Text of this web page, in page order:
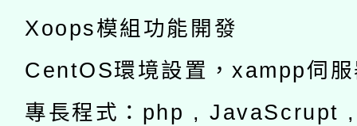
Xoops模組功能開發
CentOS環境設置，xampp伺
專長程式：php , JavaScrupt